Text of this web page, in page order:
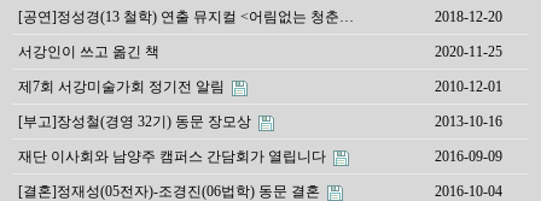
[공연]정성경(13 철학) 연출 뮤지컬 <어림없는 청춘… 2018-12-20
서강인이 쓰고 옮긴 책 2020-11-25
제7회 서강미술가회 정기전 알림 2010-12-01
[부고]장성철(경영 32기) 동문 장모상 2013-10-16
재단 이사회와 남양주 캠퍼스 간담회가 열립니다 2016-09-09
[결혼]정재성(05전자)-조경진(06법학) 동문 결혼 2016-10-04